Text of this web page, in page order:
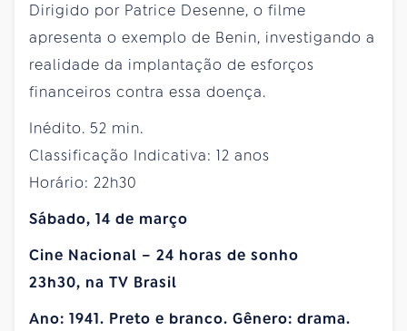
Dirigido por Patrice Desenne, o filme
apresenta o exemplo de Benin, investigando a
realidade da implantação de esforços
financeiros contra essa doença.
Inédito. 52 min.
Classificação Indicativa: 12 anos
Horário: 22h30
Sábado, 14 de março
Cine Nacional – 24 horas de sonho
23h30, na TV Brasil
Ano: 1941. Preto e branco. Gênero: drama.